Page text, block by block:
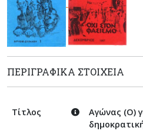
ΠΕΡΙΓΡΑΦΙΚΆ ΣΤΟΙΧΕΊΑ
Τίτλος
Αγώνας (Ο)